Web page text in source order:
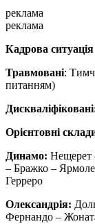
реклама
реклама
Кадрова ситуація
Травмовані:
питанням)
Орієнтовні
Динамо: Нещерет
– Бражко –
Герреро
Олександрія:
Фернандо –